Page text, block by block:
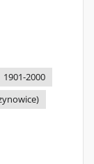
1901-2000